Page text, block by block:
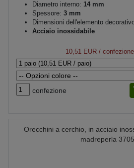
Diametro interno: 14 mm
Spessore: 3 mm
Dimensioni dell'elemento
Acciaio inossidabile
10,51 EUR/
confezione
Orecchini a cerchio, in acciaio
madreperla